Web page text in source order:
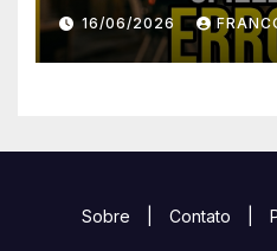
16/06/2026
Sobre Contato